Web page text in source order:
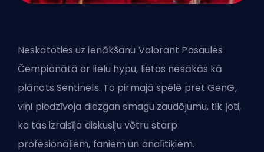
Neskatoties uz ienākšanu Valorant Pasaules
Čempionātā ar lielu hypu, lietas nesākās kā
plānots Sentinels. To pirmajā spēlē pret GenG,
viņi piedzīvoja diezgan smagu zaudējumu, tik ļoti,
ka tas izraisīja diskusiju vētru starp
profesionāļiem, faniem un analītiķiem.